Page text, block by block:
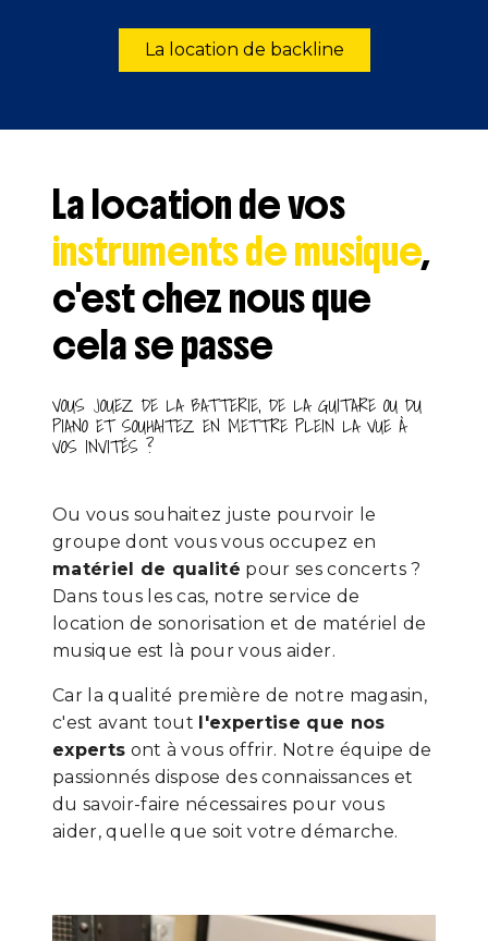
La location de backline
La location de vos
instruments de musique,
c'est chez nous que
cela se passe
VOUS JOUEZ DE LA BATTERIE, DE LA GUITARE OU DU
PIANO ET SOUHAITEZ EN METTRE PLEIN LA VUE À
VOS INVITÉS ?
Ou vous souhaitez juste pourvoir le
groupe dont vous vous occupez en
matériel de qualité pour ses concerts ?
Dans tous les cas, notre service de
location de sonorisation et de matériel de
musique est là pour vous aider.
Car la qualité première de notre magasin,
c'est avant tout
l'expertise que nos
experts ont à vous offrir. Notre équipe de
passionnés dispose des connaissances et
du savoir-faire nécessaires pour vous
aider, quelle que soit votre démarche.